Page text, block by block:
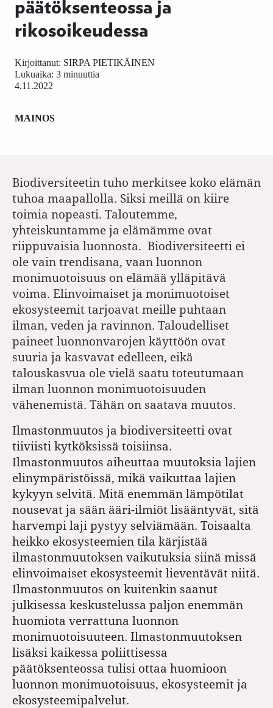
päätöksenteossa ja
rikosoikeudessa
4.11.2022
Kirjoittanut: SIRPA PIETIKÄINEN
Lukuaika: 3 minuuttia
MAINOS
Biodiversiteetin tuho merkitsee koko elämän
tuhoa maapallolla. Siksi meillä on kiire
toimia nopeasti. Taloutemme,
yhteiskuntamme ja elämämme ovat
riippuvaisia luonnosta. Biodiversiteetti ei
ole vain trendisana, vaan luonnon
monimuotoisuus on elämää ylläpitävä
voima. Elinvoimaiset ja monimuotoiset
ekosysteemit tarjoavat meille puhtaan
ilman, veden ja ravinnon. Taloudelliset
paineet luonnonvarojen käyttöön ovat
suuria ja kasvavat edelleen, eikä
talouskasvua ole vielä saatu toteutumaan
ilman luonnon monimuotoisuuden
vähenemistä. Tähän on saatava muutos.
Ilmastonmuutos ja biodiversiteetti ovat
tiiviisti kytköksissä toisiinsa.
Ilmastonmuutos aiheuttaa muutoksia lajien
elinympäristöissä, mikä vaikuttaa lajien
kykyyn selvitä. Mitä enemmän lämpötilat
nousevat ja sään ääri-ilmiöt lisääntyvät, sitä
harvempi laji pystyy selviämään. Toisaalta
heikko ekosysteemien tila kärjistää
ilmastonmuutoksen vaikutuksia siinä missä
elinvoimaiset ekosysteemit lieventävät niitä.
Ilmastonmuutos on kuitenkin saanut
julkisessa keskustelussa paljon enemmän
huomiota verrattuna luonnon
monimuotoisuuteen. Ilmastonmuutoksen
lisäksi kaikessa poliittisessa
päätöksenteossa tulisi ottaa huomioon
luonnon monimuotoisuus, ekosysteemit ja
ekosysteemipalvelut.